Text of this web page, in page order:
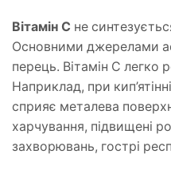
Вітамін С не
Основними джерелами
перець. Вітамін С легко
Наприклад, при
сприяє металева
харчування, підвищені
захворювань, гострі